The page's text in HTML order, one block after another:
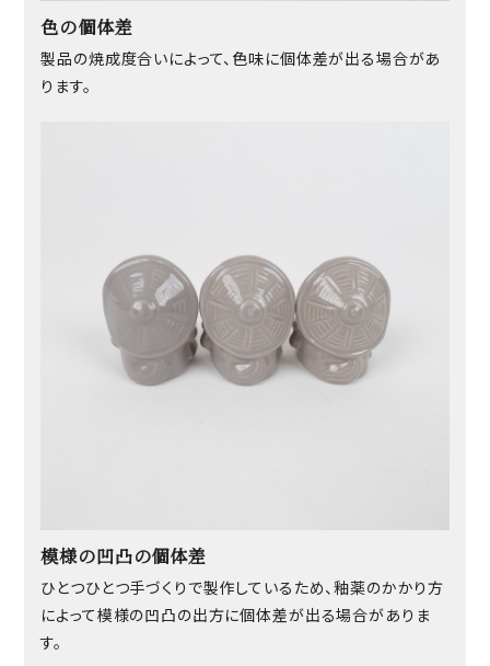
色の個体差
製品の焼成度合いによって、色味に個体差が出る場合があ
ります。
模様の凹凸の個体差
ひとつひとつ手づくりで製作しているため、釉薬のかかり方
によって模様の凹凸の出方に個体差が出る場合がありま
す。